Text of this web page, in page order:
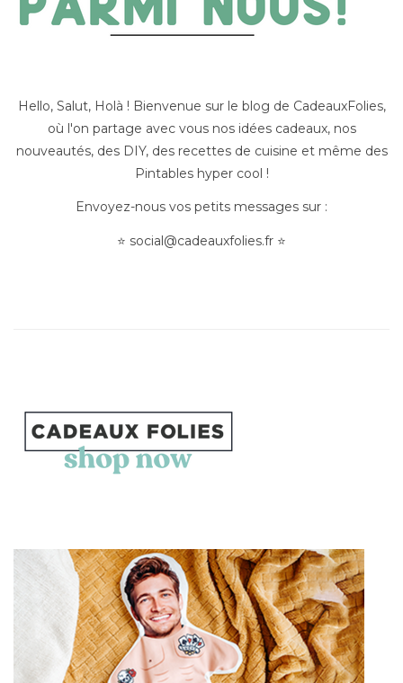
Hello, Salut, Holà ! Bienvenue sur le blog de CadeauxFolies,
où l'on partage avec vous nos idées cadeaux, nos
nouveautés, des DIY, des recettes de cuisine et même des
Pintables hyper cool !
Envoyez-nous vos petits messages sur :
⭐ social@cadeauxfolies.fr ⭐